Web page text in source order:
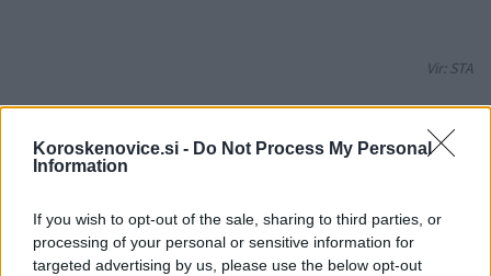
Koroskenovice.si - Do Not Process My Personal
Information
If you wish to opt-out of the sale, sharing to third parties, or
processing of your personal or sensitive information for
targeted advertising by us, please use the below opt-out
Vir: STA
posameznik kazensko odgovoren za javno spodbujanje
sovraštva, nasilja ali nestrpnosti. Komentarji z žaljivimi,
rasističnimi, diskriminatornimi ali nezakonitimi vsebinami bodo